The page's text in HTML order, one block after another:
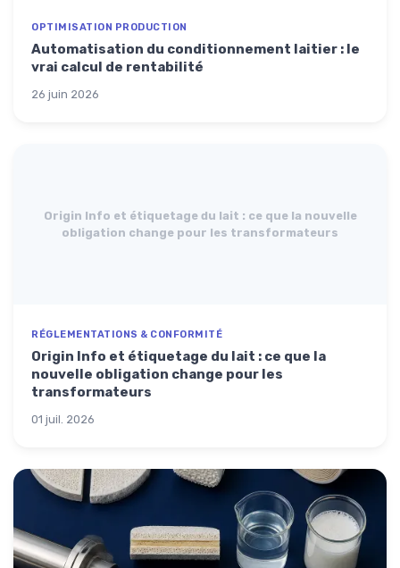
OPTIMISATION PRODUCTION
Automatisation du conditionnement laitier : le
vrai calcul de rentabilité
26 juin 2026
Origin Info et étiquetage du lait : ce que la nouvelle
obligation change pour les transformateurs
RÉGLEMENTATIONS & CONFORMITÉ
Origin Info et étiquetage du lait : ce que la
nouvelle obligation change pour les
transformateurs
01 juil. 2026